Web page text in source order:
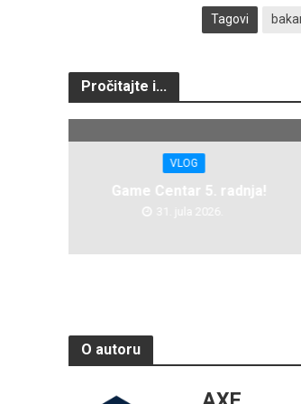
Tagovi
Pročitajte i...
VLOG
Game Centar 5. radnja!
31. jula 2026.
O autoru